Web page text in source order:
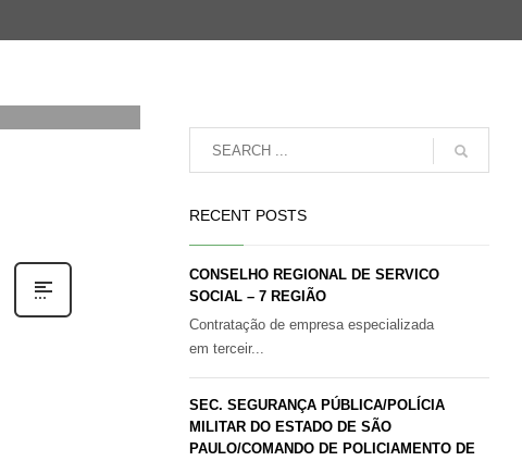
RECENT POSTS
CONSELHO REGIONAL DE SERVICO
SOCIAL – 7 REGIÃO
Contratação de empresa especializada
em terceir...
SEC. SEGURANÇA PÚBLICA/POLÍCIA
MILITAR DO ESTADO DE SÃO
PAULO/COMANDO DE POLICIAMENTO DE